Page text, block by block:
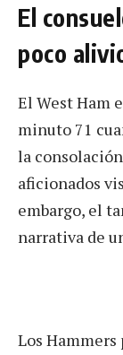
El
poco
El West Ham
minuto 71
la
aficionados
embargo, el
narrativa de
Los